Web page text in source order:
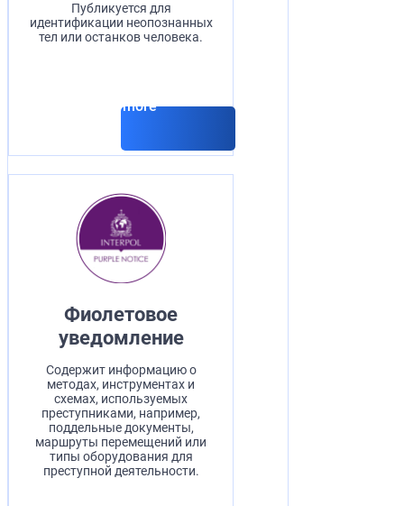
Публикуется для
идентификации неопознанных
тел или останков человека.
Read more
Фиолетовое
уведомление
Содержит информацию о
методах, инструментах и
схемах, используемых
преступниками, например,
поддельные документы,
маршруты перемещений или
типы оборудования для
преступной деятельности.